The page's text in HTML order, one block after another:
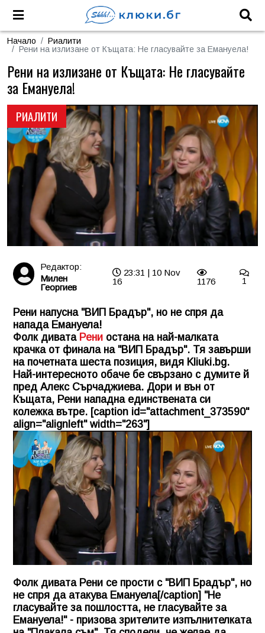
Начало
Риалити
Рени на излизане от Къщата: Не гласувайте за Емануела!
РИАЛИТИ
Рени на излизане от Къщата: Не гласувайте
за Емануела!
Редактор:
Милен
Георгиев
23:31 | 10 Nov
16
1176 1
Рени напусна "ВИП Брадър", но не спря да
напада Емануела!
Фолк дивата Рени остана на най-малката
крачка от финала на "ВИП Брадър". Тя завърши
на почетната шеста позиция, видя Kliuki.bg.
Най-интересното обаче бе свързано с думите й
пред Алекс Сърчаджиева. Дори и вън от
Къщата, Рени нападна единствената си
колежка вътре. [caption id="attachment_373590"
align="alignleft" width="263"]
Фолк дивата Рени се прости с "ВИП Брадър", но
не спря да атакува Емануела[/caption] "Не
гласувайте за пошлостта, не гласувайте за
Емануела!" - призова зрителите изпълнителката